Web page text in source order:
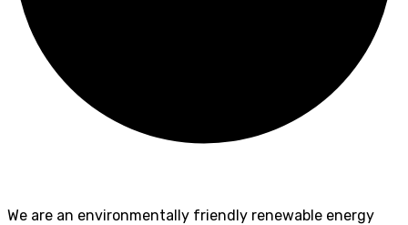
We are an environmentally friendly renewable energy